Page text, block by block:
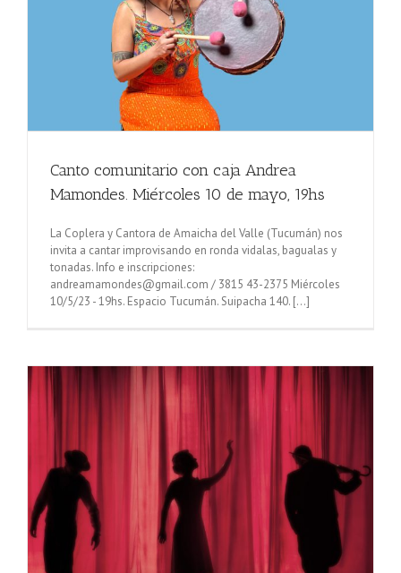
Canto comunitario con caja Andrea
Mamondes. Miércoles 10 de mayo, 19hs
La Coplera y Cantora de Amaicha del Valle (Tucumán) nos
invita a cantar improvisando en ronda vidalas, bagualas y
tonadas. Info e inscripciones:
andreamamondes@gmail.com / 3815 43-2375 Miércoles
10/5/23 - 19hs. Espacio Tucumán. Suipacha 140. [...]